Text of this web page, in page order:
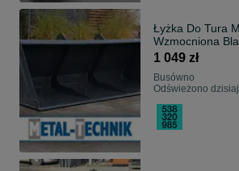
Łyżka Do Tura
Wzmocniona
HARDOX HB500
producenta *
1 049 zł
Busówno
Odświeżono